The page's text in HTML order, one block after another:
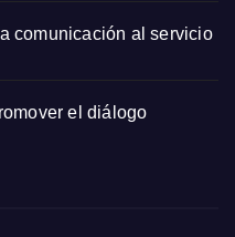
comunicación al servicio
el diálogo